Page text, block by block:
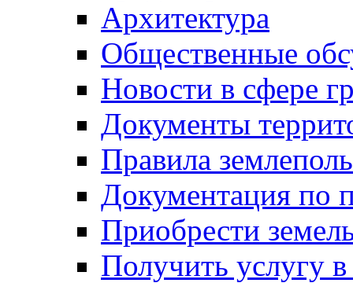
Архитектура
Общественные
Новости в сфере
Документы
Правила
Документация по
Приобрести
Получить услугу в